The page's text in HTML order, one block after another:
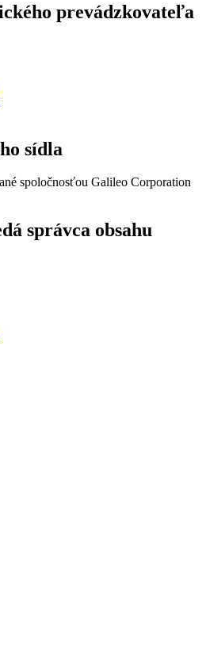
prevádzkovateľa
sídla
spoločnosťou Galileo Corporation
správca obsahu